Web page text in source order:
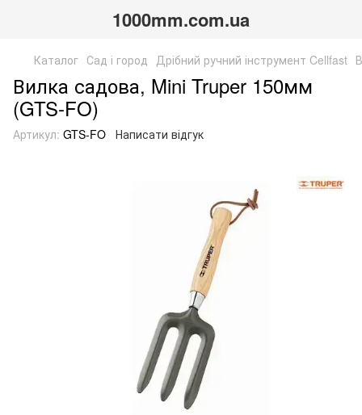
1000mm.com.ua
Каталог Сад і город Дрібний ручний інструмент Cellfast
Вилка садова, Mini Truper 150мм
(GTS-FO)
Артикул: GTS-FO Написати відгук